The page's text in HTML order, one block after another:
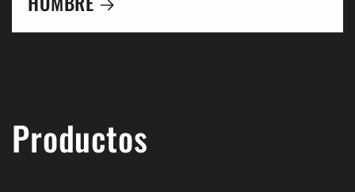
C
Productos